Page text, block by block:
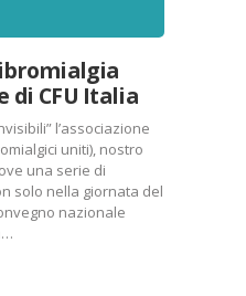
di CFU Italia
l’associazione
uniti), nostro
una serie di
solo nella giornata del
nazionale